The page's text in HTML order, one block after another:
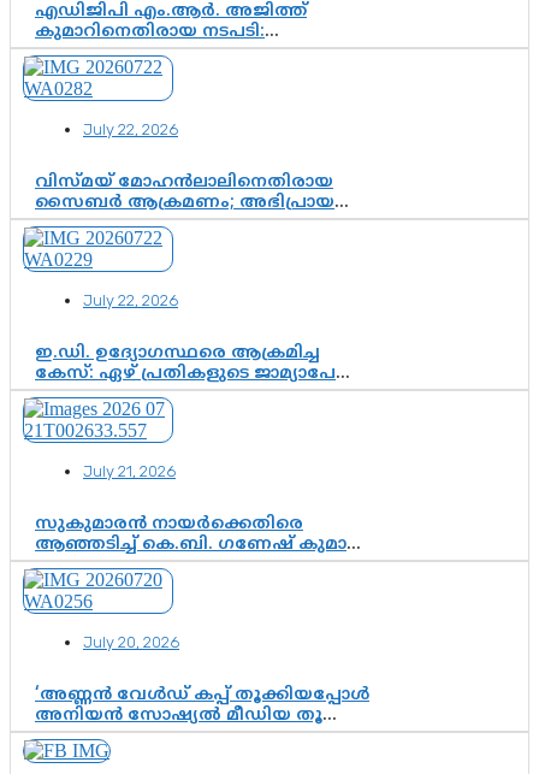
എഡിജിപി എം.ആർ. അജിത്ത്
കുമാറിനെതിരായ നടപടി:
സസ്പെൻഷനിൽ ഒതുങ്ങുമോ,
അതോ കൂടുതൽ കടുത്ത
നടപടികളിലേക്കോ?
July 22, 2026
വിസ്മയ് മോഹൻലാലിനെതിരായ
സൈബർ ആക്രമണം; അഭിപ്രായ
സ്വാതന്ത്ര്യത്തെ നിശ്ശബ്ദമാക്കുന്ന
ഡിജിറ്റൽ ഗുണ്ടായിസത്തിന് അറുതി
വേണം
July 22, 2026
ഇ.ഡി. ഉദ്യോഗസ്ഥരെ ആക്രമിച്ച
കേസ്: ഏഴ് പ്രതികളുടെ ജാമ്യാപേക്ഷ
വീണ്ടും തള്ളി; അന്വേഷണം തുടരാൻ
കോടതി അനുമതി
July 21, 2026
സുകുമാരൻ നായർക്കെതിരെ
ആഞ്ഞടിച്ച് കെ.ബി. ഗണേഷ് കുമാർ,
വി.ഡി. സതീശന് പൂർണ പിന്തുണ
July 20, 2026
‘അണ്ണൻ വേൾഡ് കപ്പ് തൂക്കിയപ്പോൾ
അനിയൻ സോഷ്യൽ മീഡിയ തൂക്കി’;
ലാമിൻ യമാലിന്റെ
കിരീടധാരണത്തിനിടെ